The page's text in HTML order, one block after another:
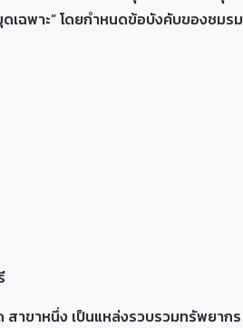
เฉพาะ” โดยกำหนดข้อบังคับของชมรม
ขาหนึ่ง เป็นแหล่งรวบรวมทรัพยากร